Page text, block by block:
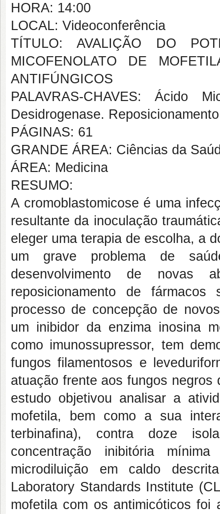
HORA: 14:00
LOCAL: Videoconferência
TÍTULO: AVALIÇÃO DO
MICOFENOLATO DE
ANTIFÚNGICOS
PALAVRAS-CHAVES: Ácido
Desidrogenase.
PÁGINAS: 61
GRANDE ÁREA: Ciências da
ÁREA: Medicina
RESUMO:
A cromoblastomicose é uma
resultante da inoculação
eleger uma terapia de escolha, a
um grave problema de
desenvolvimento de novas
reposicionamento de
processo de concepção de
um inibidor da enzima inosina
como imunossupressor, tem
fungos filamentosos e
atuação frente aos fungos
estudo objetivou analisar a
mofetila, bem como a sua
terbinafina), contra doze
concentração inibitória
microdiluição em caldo
Laboratory Standards Institute
mofetila com os antimicóticos foi